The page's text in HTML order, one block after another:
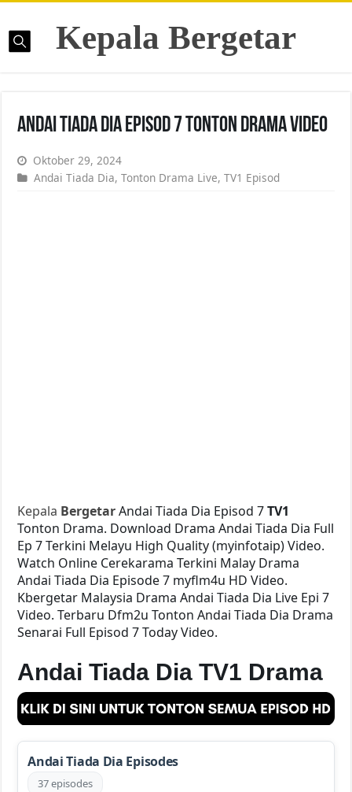
Kepala Bergetar
Andai Tiada Dia Episod 7 Tonton Drama Video
Oktober 29, 2024
Andai Tiada Dia,Tonton Drama Live,TV1 Episod
Kepala BergetarAndai Tiada Dia Episod 7TV1
Tonton Drama. Download Drama Andai Tiada Dia Full
Ep 7 Terkini Melayu High Quality (myinfotaip) Video.
Watch Online Cerekarama Terkini Malay Drama
Andai Tiada Dia Episode 7 myflm4u HD Video.
Kbergetar Malaysia Drama Andai Tiada Dia Live Epi 7
Video. Terbaru Dfm2u Tonton Andai Tiada Dia Drama
Senarai Full Episod 7 Today Video.
Andai Tiada Dia TV1 Drama
Andai Tiada Dia Episodes
37 episodes